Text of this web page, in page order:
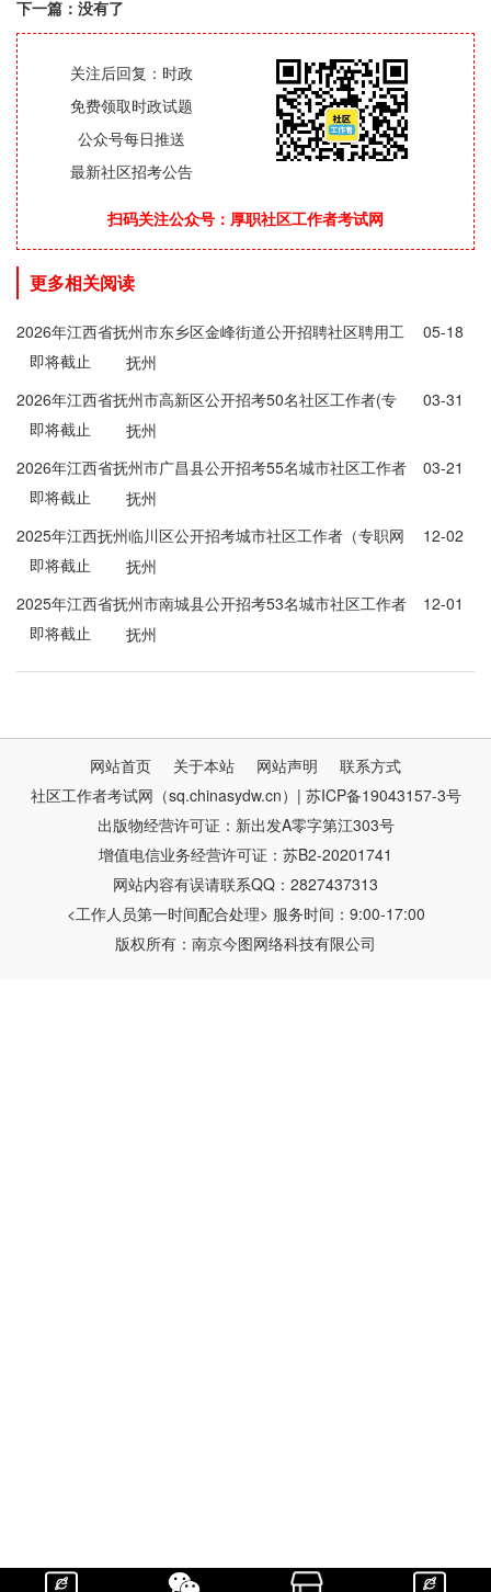
下一篇：没有了
关注后回复：时政
免费领取时政试题
公众号每日推送
最新社区招考公告
扫码关注公众号：厚职社区工作者考试网
更多相关阅读
2026年江西省抚州市东乡区金峰街道公开招聘社区聘用工
作人员30人公告
05-18
即将截止
抚州
2026年江西省抚州市高新区公开招考50名社区工作者(专
职网格员)公告
03-31
即将截止
抚州
2026年江西省抚州市广昌县公开招考55名城市社区工作者
（专职网格员）、机关事业单位编外工作人员及县属国有
企业工作人员公告
03-21
即将截止
抚州
2025年江西抚州临川区公开招考城市社区工作者（专职网
格员）106人公告
12-02
即将截止
抚州
2025年江西省抚州市南城县公开招考53名城市社区工作者
(专职网格员)公告
12-01
即将截止
抚州
网站首页 关于本站 网站声明
联系方式
社区工作者考试网（sq.chinasydw.cn）| 苏ICP备19043157-3号
出版物经营许可证：新出发A零字第江303号
增值电信业务经营许可证：苏B2-20201741
网站内容有误请联系QQ：2827437313
<工作人员第一时间配合处理> 服务时间：9:00-17:00
版权所有：南京今图网络科技有限公司